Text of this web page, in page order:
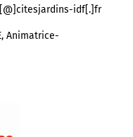
idf[.]fr
Animatrice-